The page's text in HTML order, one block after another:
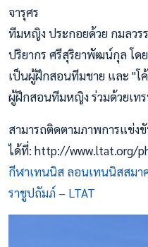
จารุศร
ทีมหญิง ประกอยด้วย กมลวร
ปริยากร ศรีสุริยาพัฒน์กุล โด
เป็นผู้ฝึกสอนทีมชาย และ "โ
ผู้ฝึกสอนทีมหญิง ร่วมด้วยเท
สามารถติดตามภาพการแข่ง
ได้ที่: http://www.ltat.org/
กีฬาเทนนิส ลอนเทนนิสสมา
ราชูปถัมภ์ – LTAT